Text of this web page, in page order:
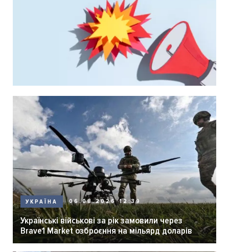
УКРАЇНА 06.08.2026 12:39
Українські військові за рік замовили через
Brave1 Market озброєння на мільярд доларів